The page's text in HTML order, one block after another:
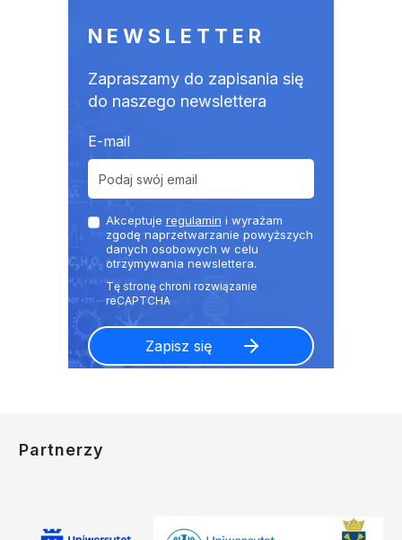
NEWSLETTER
Zapraszamy do zapisania się
do naszego newslettera
E-mail
Akceptuje regulamin i wyrażam
zgodę naprzetwarzanie powyższych
danych osobowych w celu
otrzymywania newslettera.
Partnerzy